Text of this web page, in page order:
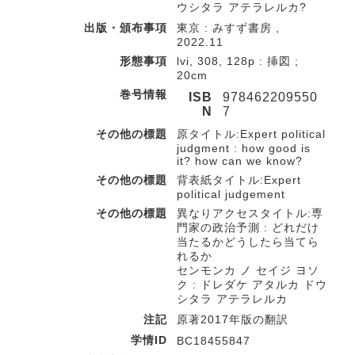
ウシタラ アテラレルカ?
出版・頒布事項
東京 : みすず書房 ,
2022.11
形態事項
lvi, 308, 128p : 挿図 ;
20cm
巻号情報
ISB
N
978462209550
7
その他の標題
原タイトル:Expert political
judgment : how good is
it? how can we know?
その他の標題
背表紙タイトル:Expert
political judgement
その他の標題
異なりアクセスタイトル:専
門家の政治予測 : どれだけ
当たるかどうしたら当てら
れるか
センモンカ ノ セイジ ヨソ
ク : ドレダケ アタルカ ドウ
シタラ アテラレルカ
注記
原著2017年版の翻訳
学情ID
BC18455847